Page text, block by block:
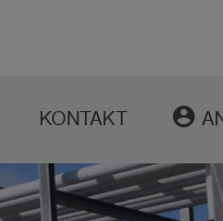
KONTAKT account_circle